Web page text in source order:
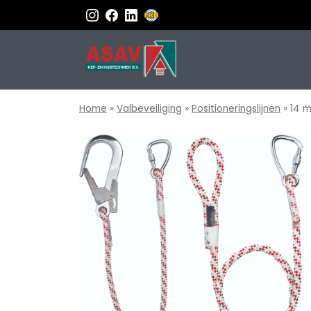
Home » Valbeveiliging » Positioneringslijnen » 14